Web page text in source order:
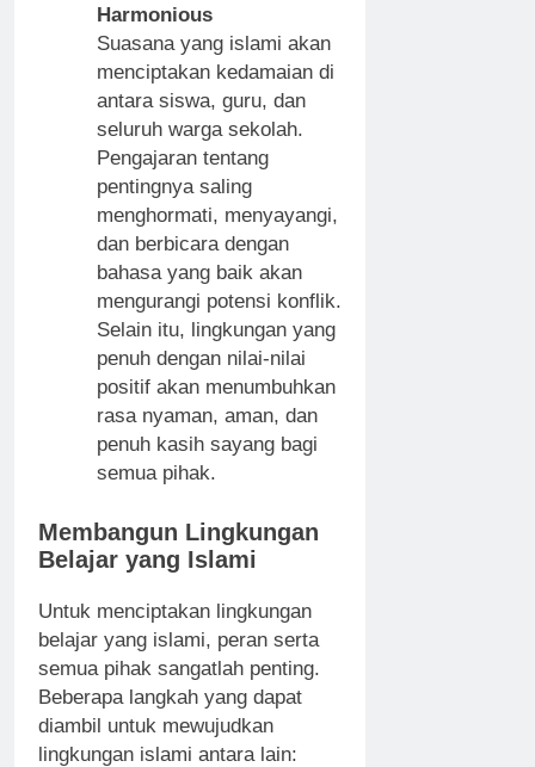
Harmonious
Suasana yang islami akan
menciptakan kedamaian di
antara siswa, guru, dan
seluruh warga sekolah.
Pengajaran tentang
pentingnya saling
menghormati, menyayangi,
dan berbicara dengan
bahasa yang baik akan
mengurangi potensi konflik.
Selain itu, lingkungan yang
penuh dengan nilai-nilai
positif akan menumbuhkan
rasa nyaman, aman, dan
penuh kasih sayang bagi
semua pihak.
Membangun Lingkungan
Belajar yang Islami
Untuk menciptakan lingkungan
belajar yang islami, peran serta
semua pihak sangatlah penting.
Beberapa langkah yang dapat
diambil untuk mewujudkan
lingkungan islami antara lain: